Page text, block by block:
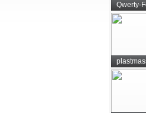
Qwerty-